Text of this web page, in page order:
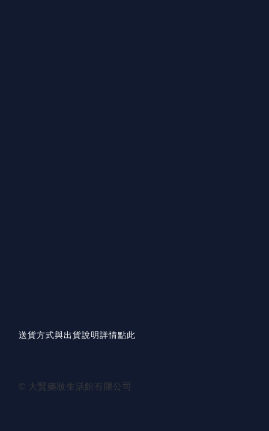
送貨方式與出貨說明詳情點此
© 大賢藥妝生活館有限公司